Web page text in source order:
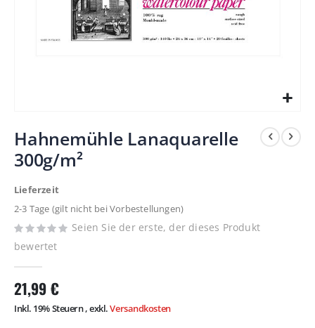
Anfang
der
springen
Hahnemühle Lanaquarelle
300g/m²
Lieferzeit
2-3 Tage (gilt nicht bei Vorbestellungen)
Seien Sie der erste, der dieses Produkt
bewertet
21,99 €
Inkl. 19% Steuern,exkl.Versandkosten